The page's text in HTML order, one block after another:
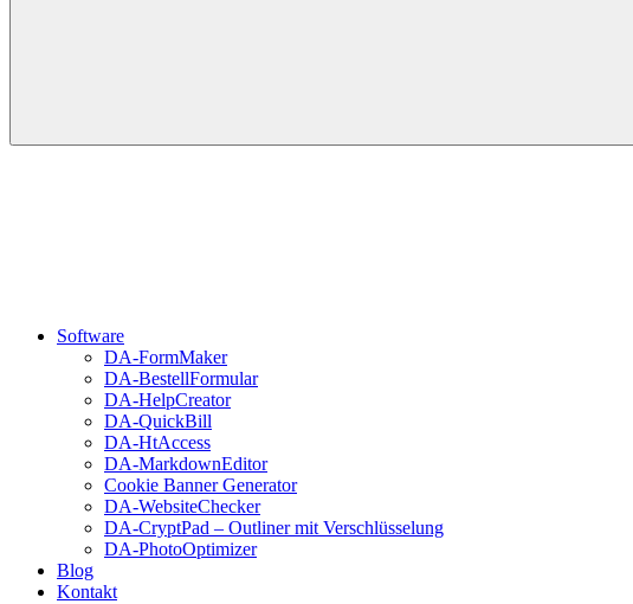
Software
DA-FormMaker
DA-BestellFormular
DA-HelpCreator
DA-QuickBill
DA-HtAccess
DA-MarkdownEditor
Cookie Banner Generator
DA-WebsiteChecker
DA-CryptPad – Outliner mit Verschlüsselung
DA-PhotoOptimizer
Blog
Kontakt